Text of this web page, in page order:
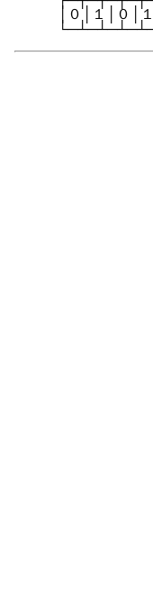
│０│１│０│１│